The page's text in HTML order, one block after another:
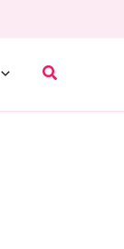
Suchen